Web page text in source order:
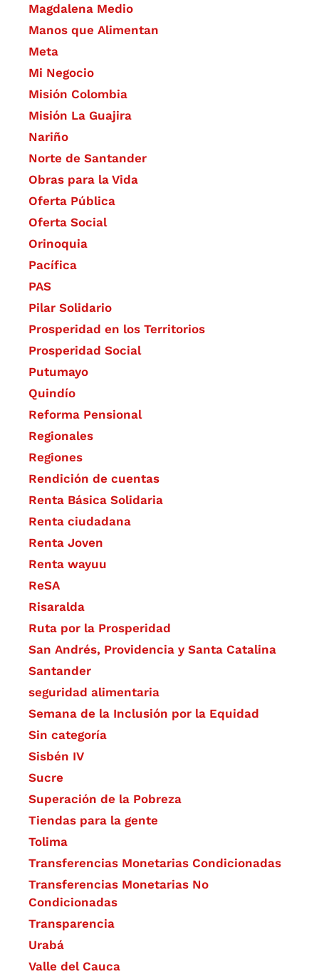
Magdalena Medio
Manos que Alimentan
Meta
Mi Negocio
Misión Colombia
Misión La Guajira
Nariño
Norte de Santander
Obras para la Vida
Oferta Pública
Oferta Social​​
Orinoquia
Pacífica
PAS
Pilar Solidario
Prosperidad en los Territorios
Prosperidad Social
Putumayo
Quindío
Reforma Pensional
Regionales
Regiones
Rendición de cuentas
Renta Básica Solidaria
Renta ciudadana
Renta Joven
Renta wayuu
ReSA
Risaralda
Ruta por la Prosperidad
San Andrés, Providencia y Santa Catalina
Santander
seguridad alimentaria
Semana de la Inclusión por la Equidad
Sin categoría
Sisbén IV
Sucre
Superación de la Pobreza
Tiendas para la gente
Tolima
Transferencias Monetarias Condicionadas
Transferencias Monetarias No
Condicionadas
Transparencia
Urabá
Valle del Cauca